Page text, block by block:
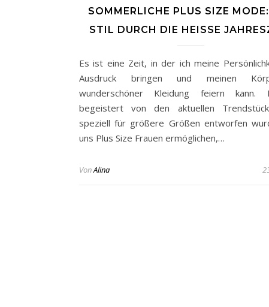
SOMMERLICHE PLUS SIZE
STIL DURCH DIE HEISSE
Es ist eine Zeit, in der ich meine
Ausdruck bringen und meinen
wunderschöner Kleidung feiern kann.
begeistert von den aktuellen
speziell für größere Größen entworfen
uns Plus Size Frauen ermöglichen,…
VonAlina